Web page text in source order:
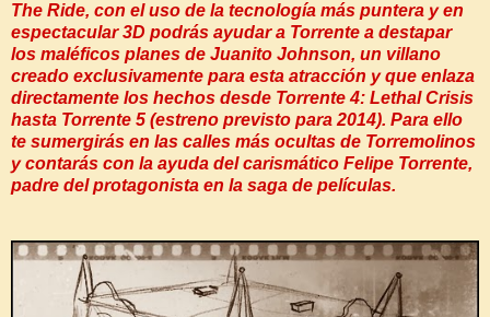
The Ride, con el uso de la tecnología más puntera y en
espectacular 3D podrás ayudar a Torrente a destapar
los maléficos planes de Juanito Johnson, un villano
creado exclusivamente para esta atracción y que enlaza
directamente los hechos desde Torrente 4: Lethal Crisis
hasta Torrente 5 (estreno previsto para 2014). Para ello
te sumergirás en las calles más ocultas de Torremolinos
y contarás con la ayuda del carismático Felipe Torrente,
padre del protagonista en la saga de películas.